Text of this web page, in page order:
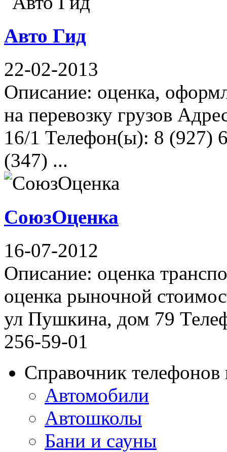
Авто Гид
22-02-2013
Описание: оценка,
на перевозку грузов
16/1 Телефон(ы): 8 (927)
(347) ...
СоюзОценка
16-07-2012
Описание: оценка
оценка рыночной
ул Пушкина, дом 79
256-59-01
Справочник
Автомобили
Автошколы
Бани и сауны